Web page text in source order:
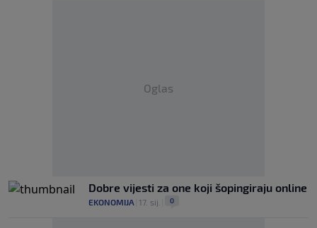
Oglas
Dobre vijesti za one koji šopingiraju online
EKONOMIJA 17. sij. 0